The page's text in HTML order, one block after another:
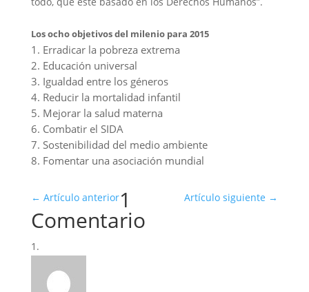
Los ocho objetivos del milenio para 2015
1. Erradicar la pobreza extrema
2. Educación universal
3. Igualdad entre los géneros
4. Reducir la mortalidad infantil
5. Mejorar la salud materna
6. Combatir el SIDA
7. Sostenibilidad del medio ambiente
8. Fomentar una asociación mundial
← Artículo anterior Artículo siguiente →
1
Comentario